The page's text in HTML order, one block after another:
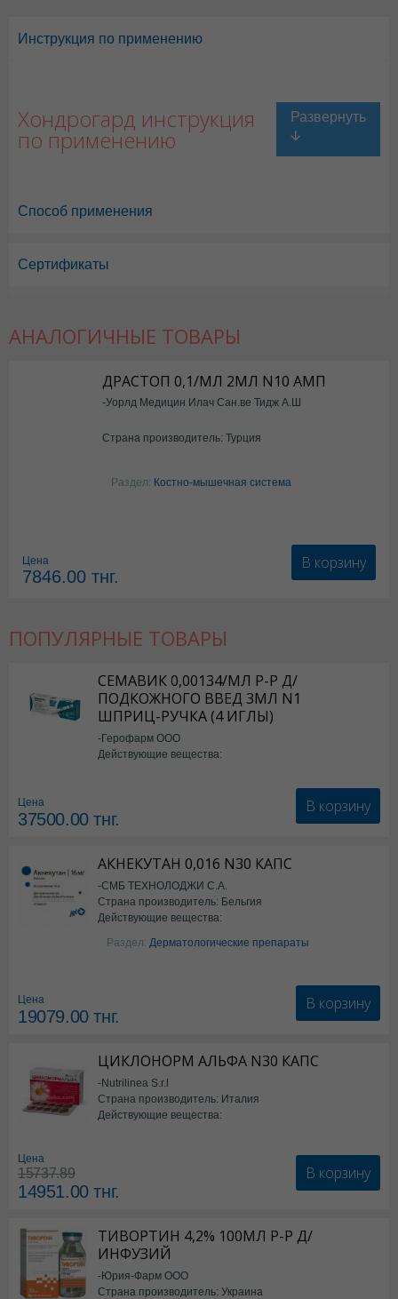
Инструкция по применению
Хондрогард инструкция
по применению
Хондрогард в Шымкенте
Хондрогард в Караганде
Способ применения
Сертификаты
АНАЛОГИЧНЫЕ ТОВАРЫ
ДРАСТОП 0,1/МЛ 2МЛ N10 АМП
-Уорлд Медицин Илач Сан.ве Тидж А.Ш
Страна производитель: Турция
Раздел: Костно-мышечная система
Цена
7846.00 тнг.
В корзину
ПОПУЛЯРНЫЕ ТОВАРЫ
СЕМАВИК 0,00134/МЛ Р-Р Д/
ПОДКОЖНОГО ВВЕД 3МЛ N1
ШПРИЦ-РУЧКА (4 ИГЛЫ)
-Герофарм ООО
Действующие вещества:
Цена
37500.00тнг.
В корзину
АКНЕКУТАН 0,016 N30 КАПС
-СМБ ТЕХНОЛОДЖИ С.А.
Страна производитель: Бельгия
Действующие вещества:
Изотретиноин
Раздел: Дерматологические препараты
Цена
19079.00тнг.
В корзину
ЦИКЛОНОРМ АЛЬФА N30 КАПС
-Nutrilinea S.r.l
Страна производитель: Италия
Действующие вещества:
Цена
15737.89
14951.00тнг.
В корзину
ТИВОРТИН 4,2% 100МЛ Р-Р Д/
ИНФУЗИЙ
-Юрия-Фарм ООО
Страна производитель: Украина